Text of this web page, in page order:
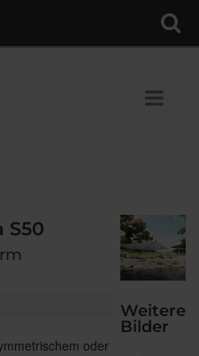
S50
oder
Weitere
Bilder